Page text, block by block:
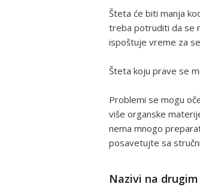
Šteta će biti manja
treba potruditi da se
ispoštuje vreme za
Šteta koju prave se
Problemi se mogu
više organske
nema mnogo
posavetujte sa
Nazivi na